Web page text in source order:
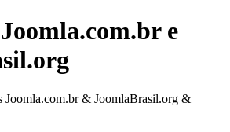
e
Joomla.com.br & JoomlaBrasil.org &